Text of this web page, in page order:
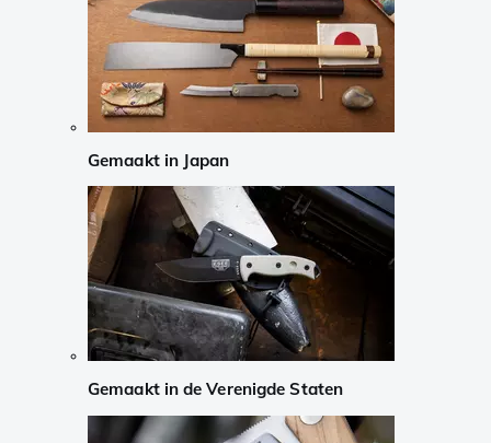
Gemaakt in Japan
Gemaakt in de Verenigde Staten